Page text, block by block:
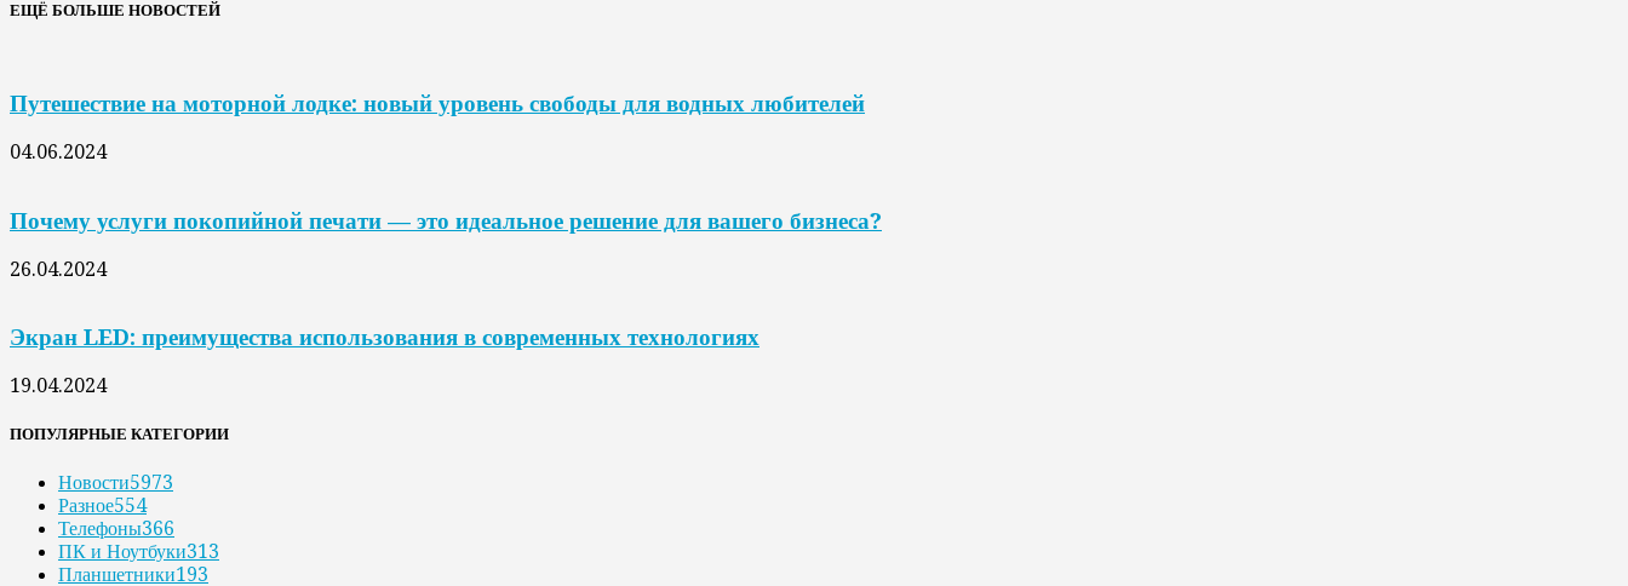
ЕЩЁ БОЛЬШЕ НОВОСТЕЙ
Путешествие на моторной лодке: новый уровень свободы для водных любителей
04.06.2024
Почему услуги покопийной печати — это идеальное решение для вашего бизнеса?
26.04.2024
Экран LED: преимущества использования в современных технологиях
19.04.2024
ПОПУЛЯРНЫЕ КАТЕГОРИИ
Новости5973
Разное554
Телефоны366
ПК и Ноутбуки313
Планшетники193